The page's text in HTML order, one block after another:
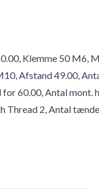
Klemme 50 M6,
Afstand 49.00,
60.00, Antal
Thread 2, Antal